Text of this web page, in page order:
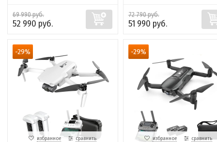
69 990 руб.
52 990 руб.
72 790 руб.
51 990 руб.
-29%
избранное сравнить
-29%
избранное сравнить